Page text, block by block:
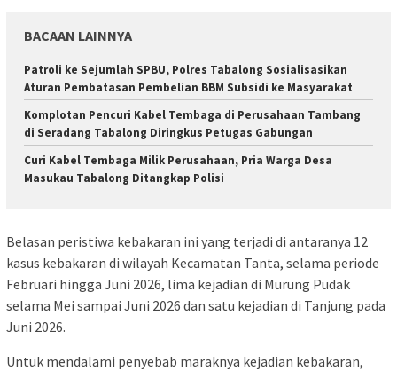
BACAAN LAINNYA
Patroli ke Sejumlah SPBU, Polres Tabalong Sosialisasikan
Aturan Pembatasan Pembelian BBM Subsidi ke Masyarakat
Komplotan Pencuri Kabel Tembaga di Perusahaan Tambang
di Seradang Tabalong Diringkus Petugas Gabungan
Curi Kabel Tembaga Milik Perusahaan, Pria Warga Desa
Masukau Tabalong Ditangkap Polisi
Belasan peristiwa kebakaran ini yang terjadi di antaranya 12
kasus kebakaran di wilayah Kecamatan Tanta, selama periode
Februari hingga Juni 2026, lima kejadian di Murung Pudak
selama Mei sampai Juni 2026 dan satu kejadian di Tanjung pada
Juni 2026.
Untuk mendalami penyebab maraknya kejadian kebakaran,